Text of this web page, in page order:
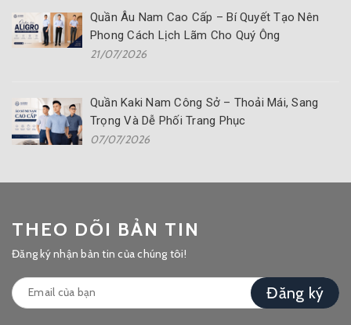
Quần Âu Nam Cao Cấp – Bí Quyết Tạo Nên
Phong Cách Lịch Lãm Cho Quý Ông
21/07/2026
Quần Kaki Nam Công Sở – Thoải Mái, Sang
Trọng Và Dễ Phối Trang Phục
07/07/2026
THEO DÕI BẢN TIN
Đăng ký nhận bản tin của chúng tôi!
Đăng ký